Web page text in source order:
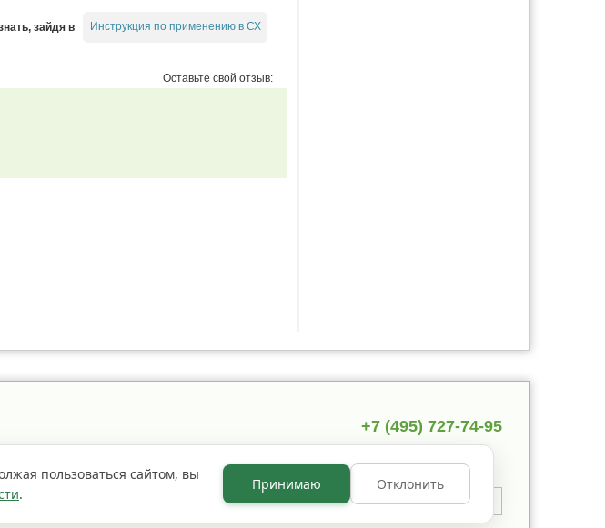
зайдя в Инструкция по применению в СХ
Оставьте свой отзыв:
+7 (495) 727-74-95
Если не указано иное, содержимое
страницы сайта доступно по лицензииCC BY NC 3.0.
пользоваться сайтом, вы
.
Принимаю Отклонить